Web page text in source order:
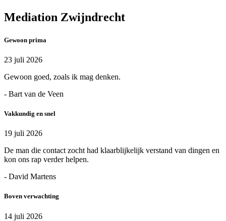
Mediation Zwijndrecht
Gewoon prima
23 juli 2026
Gewoon goed, zoals ik mag denken.
- Bart van de Veen
Vakkundig en snel
19 juli 2026
De man die contact zocht had klaarblijkelijk verstand van dingen en
kon ons rap verder helpen.
- David Martens
Boven verwachting
14 juli 2026